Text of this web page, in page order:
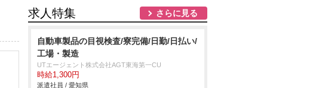
求人特集 さらに見る
自動車製品の目視検査/寮完備/日勤/日払い/
工場・製造
UTエージェント株式会社AGT東海第一CU
時給1,300円
派遣社員 / 愛知県